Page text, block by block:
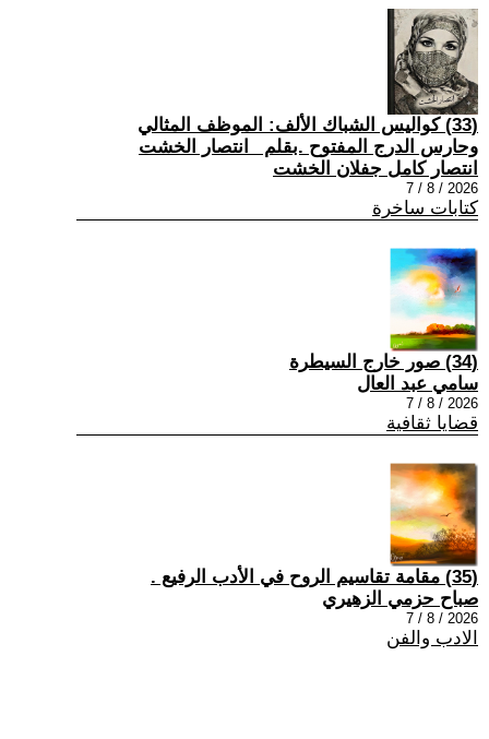
(33) كواليس الشباك الألف: الموظف المثالي
وحارس الدرج المفتوح .بقلم _انتصار الخشت
انتصار كامل جفلان الخشت
2026 / 8 / 7
كتابات ساخرة
(34) صور خارج السيطرة
سامي عبد العال
2026 / 8 / 7
قضايا ثقافية
(35) مقامة تقاسيم الروح في الأدب الرفيع .
صباح حزمي الزهيري
2026 / 8 / 7
الادب والفن